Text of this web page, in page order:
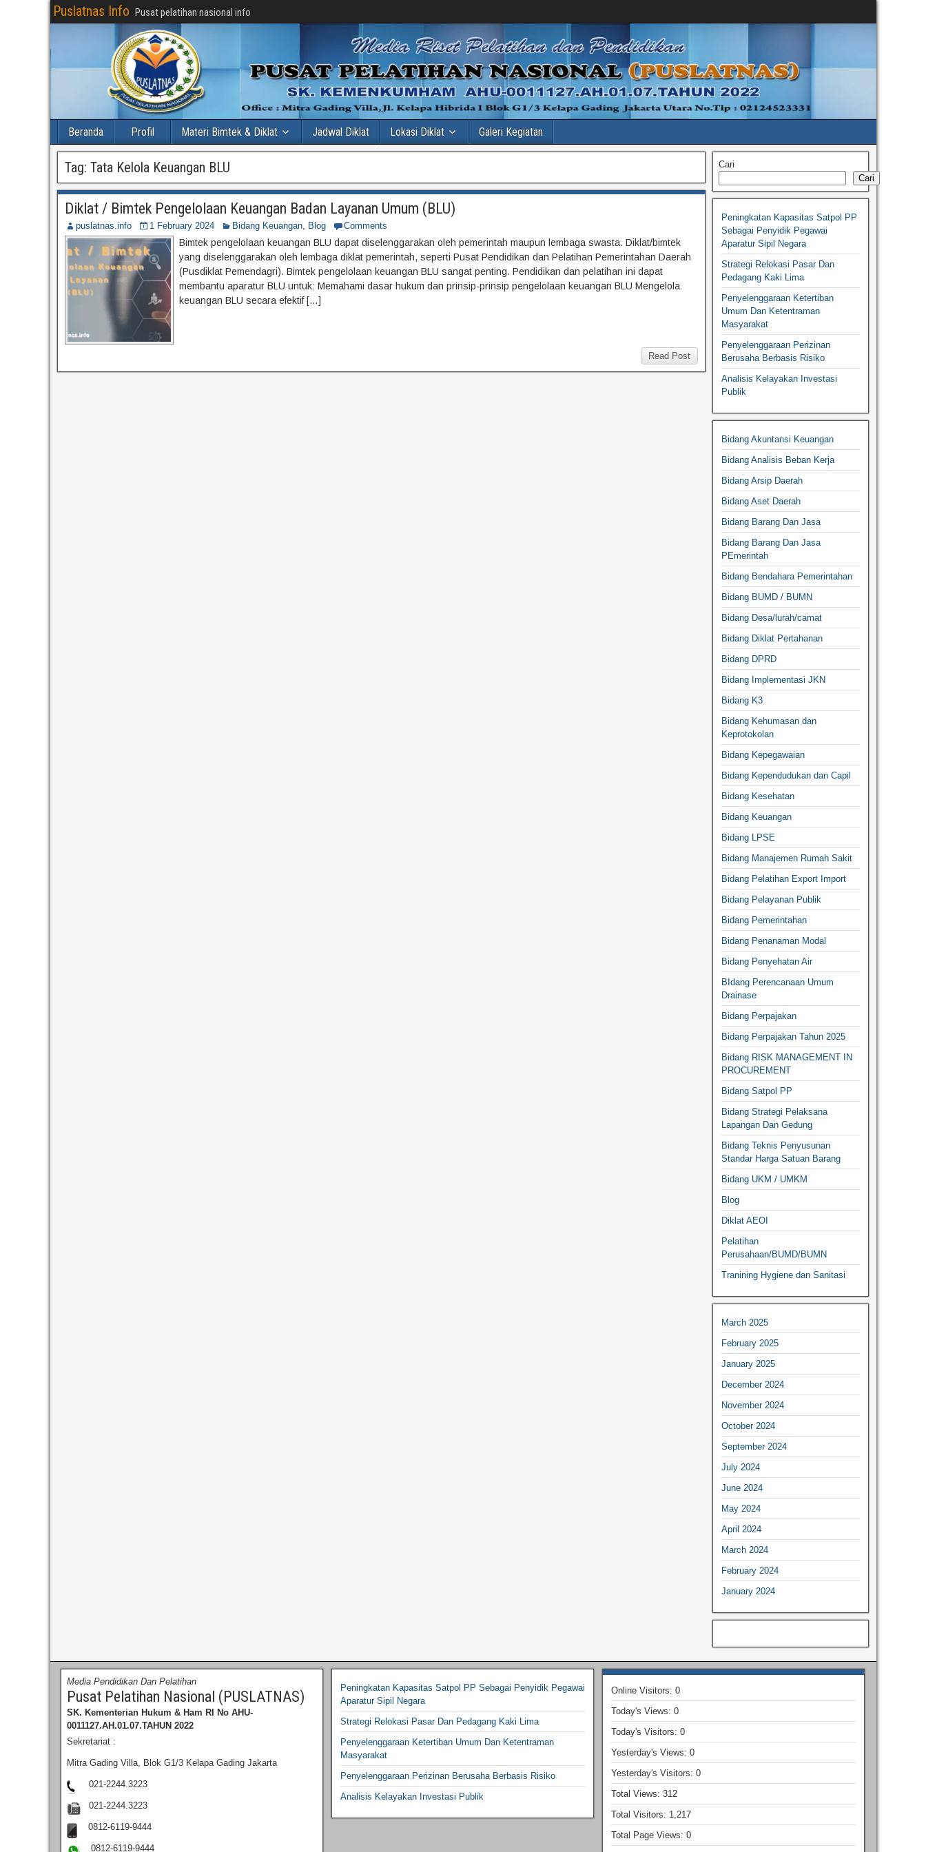
Puslatnas Info Pusat pelatihan nasional info
Beranda Profil Materi Bimtek & Diklat Jadwal Diklat Lokasi Diklat Galeri Kegiatan
Tag: Tata Kelola Keuangan BLU
Diklat / Bimtek Pengelolaan Keuangan Badan Layanan Umum (BLU)
puslatnas.info 1 February 2024 Bidang Keuangan, Blog Comments
Bimtek pengelolaan keuangan BLU dapat diselenggarakan oleh pemerintah maupun lembaga swasta. Diklat/bimtek
yang diselenggarakan oleh lembaga diklat pemerintah, seperti Pusat Pendidikan dan Pelatihan Pemerintahan Daerah
(Pusdiklat Pemendagri). Bimtek pengelolaan keuangan BLU sangat penting. Pendidikan dan pelatihan ini dapat
membantu aparatur BLU untuk: Memahami dasar hukum dan prinsip-prinsip pengelolaan keuangan BLU Mengelola
keuangan BLU secara efektif […]
Read Post
Cari
Cari
Peningkatan Kapasitas Satpol PP
Sebagai Penyidik Pegawai
Aparatur Sipil Negara
Strategi Relokasi Pasar Dan
Pedagang Kaki Lima
Penyelenggaraan Ketertiban
Umum Dan Ketentraman
Masyarakat
Penyelenggaraan Perizinan
Berusaha Berbasis Risiko
Analisis Kelayakan Investasi
Publik
Bidang Akuntansi Keuangan
Bidang Analisis Beban Kerja
Bidang Arsip Daerah
Bidang Aset Daerah
Bidang Barang Dan Jasa
Bidang Barang Dan Jasa
PEmerintah
Bidang Bendahara Pemerintahan
Bidang BUMD / BUMN
Bidang Desa/lurah/camat
Bidang Diklat Pertahanan
Bidang DPRD
Bidang Implementasi JKN
Bidang K3
Bidang Kehumasan dan
Keprotokolan
Bidang Kepegawaian
Bidang Kependudukan dan Capil
Bidang Kesehatan
Bidang Keuangan
Bidang LPSE
Bidang Manajemen Rumah Sakit
Bidang Pelatihan Export Import
Bidang Pelayanan Publik
Bidang Pemerintahan
Bidang Penanaman Modal
Bidang Penyehatan Air
BIdang Perencanaan Umum
Drainase
Bidang Perpajakan
Bidang Perpajakan Tahun 2025
Bidang RISK MANAGEMENT IN
PROCUREMENT
Bidang Satpol PP
Bidang Strategi Pelaksana
Lapangan Dan Gedung
Bidang Teknis Penyusunan
Standar Harga Satuan Barang
Bidang UKM / UMKM
Blog
Diklat AEOI
Pelatihan
Perusahaan/BUMD/BUMN
Tranining Hygiene dan Sanitasi
March 2025
February 2025
January 2025
December 2024
November 2024
October 2024
September 2024
July 2024
June 2024
May 2024
April 2024
March 2024
February 2024
January 2024
Media Pendidikan Dan Pelatihan
Pusat Pelatihan Nasional (PUSLATNAS)
SK. Kementerian Hukum & Ham RI
No AHU-
0011127.AH.01.07.TAHUN 2022
Sekretariat :
Mitra Gading Villa, Blok G1/3 Kelapa Gading Jakarta
021-2244.3223
021-2244.3223
0812-6119-9444
0812-6119-9444
Peningkatan Kapasitas Satpol PP Sebagai Penyidik Pegawai
Aparatur Sipil Negara
Strategi Relokasi Pasar Dan Pedagang Kaki Lima
Penyelenggaraan Ketertiban Umum Dan Ketentraman
Masyarakat
Penyelenggaraan Perizinan Berusaha Berbasis Risiko
Analisis Kelayakan Investasi Publik
Online Visitors:0
Today's Views:0
Today's Visitors:0
Yesterday's Views:0
Yesterday's Visitors:0
Total Views:312
Total Visitors: 1,217
Total Page Views:0